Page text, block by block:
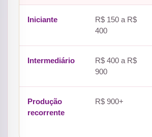
Iniciante
R$ 150 a R$
400
Intermediário
R$ 400 a R$
900
Produção
recorrente
R$ 900+